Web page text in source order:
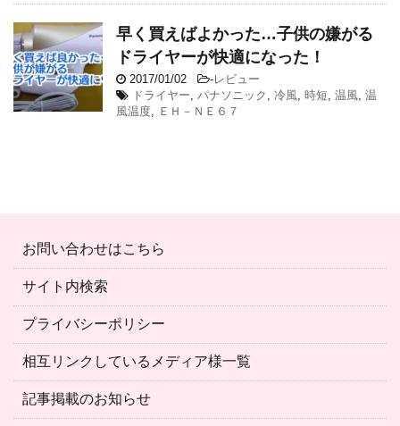
早く買えばよかった…子供の嫌がる
ドライヤーが快適になった！
2017/01/02 -レビュー
ドライヤー, パナソニック , 冷風, 時短, 温風, 温
風温度, ＥＨ－ＮＥ６７
お問い合わせはこちら
サイト内検索
プライバシーポリシー
相互リンクしているメディア様一覧
記事掲載のお知らせ